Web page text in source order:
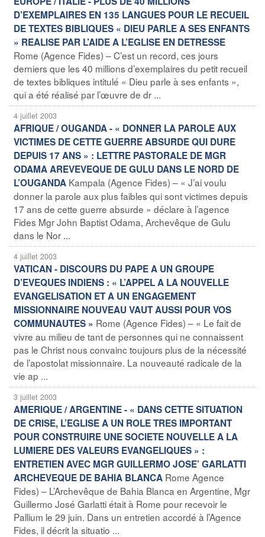
D’EXEMPLAIRES EN 135 LANGUES POUR LE RECUEIL
DE TEXTES BIBLIQUES « DIEU PARLE A SES ENFANTS
» REALISE PAR L’AIDE A L’EGLISE EN DETRESSE
Rome (Agence Fides) – C’est un record, ces jours
derniers que les 40 millions d’exemplaires du petit recueil
de textes bibliques intitulé « Dieu parle à ses enfants »,
qui a été réalisé par l’œuvre de dr ...
4 juillet 2003
AFRIQUE / OUGANDA - « DONNER LA PAROLE AUX
VICTIMES DE CETTE GUERRE ABSURDE QUI DURE
DEPUIS 17 ANS » : LETTRE PASTORALE DE MGR
ODAMA AREVEVEQUE DE GULU DANS LE NORD DE
L’OUGANDA Kampala (Agence Fides) – « J’ai voulu
donner la parole aux plus faibles qui sont victimes depuis
17 ans de cette guerre absurde » déclare à l’agence
Fides Mgr John Baptist Odama, Archevêque de Gulu
dans le Nor ...
4 juillet 2003
VATICAN - DISCOURS DU PAPE A UN GROUPE
D’EVEQUES INDIENS : « L’APPEL A LA NOUVELLE
EVANGELISATION ET A UN ENGAGEMENT
MISSIONNAIRE NOUVEAU VAUT AUSSI POUR VOS
COMMUNAUTES » Rome (Agence Fides) – « Le fait de
vivre au milieu de tant de personnes qui ne connaissent
pas le Christ nous convainc toujours plus de la nécessité
de l’apostolat missionnaire. La nouveauté radicale de la
vie ap ...
3 juillet 2003
AMERIQUE / ARGENTINE - « DANS CETTE SITUATION
DE CRISE, L’EGLISE A UN ROLE TRES IMPORTANT
POUR CONSTRUIRE UNE SOCIETE NOUVELLE A LA
LUMIERE DES VALEURS EVANGELIQUES » :
ENTRETIEN AVEC MGR GUILLERMO JOSE’ GARLATTI
ARCHEVEQUE DE BAHIA BLANCA Rome Agence
Fides) – L’Archevêque de Bahia Blanca en Argentine, Mgr
Guillermo José Garlatti était à Rome pour recevoir le
Pallium le 29 juin. Dans un entretien accordé à l’Agence
Fides, il décrit la situatio ...